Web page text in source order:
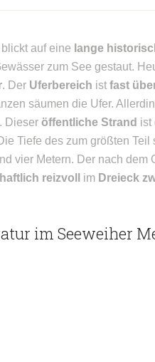
blickt auf eine lange
zum See gestaut.
. Der Uferbereich ist fast
säumen die Ufer.
. Dieser öffentliche Strand ist
Tiefe des zum größten
vier Metern. Der nach dem
reizvoll im Dreieck
im Seeweiher